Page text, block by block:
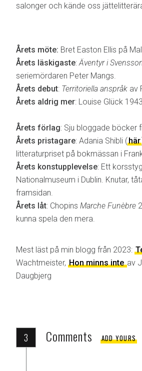
salonger och kände oss
Årets möte: Bret Easton Ellis på
Årets läskigaste: Äventyr i
seriemördaren Peter Mangs.
Årets debut: Territoriella anspråk av
Årets aldrig mer: Louise Glück
Årets förlag: Sju bloggade böcker
Årets pristagare: Adania Shibli (här
litteraturpriset på bokmässan i
Årets konstupplevelse: Ett
Nationalmuseum i Dublin. Knutar,
framsidan.
Årets låt: Chopins Marche Funèbre
kunna spela den mera.
Mest läst på min blogg från 2023:
Wachtmeister, Hon minns inteav
Daugbjerg
3 Comments ADD YOURS